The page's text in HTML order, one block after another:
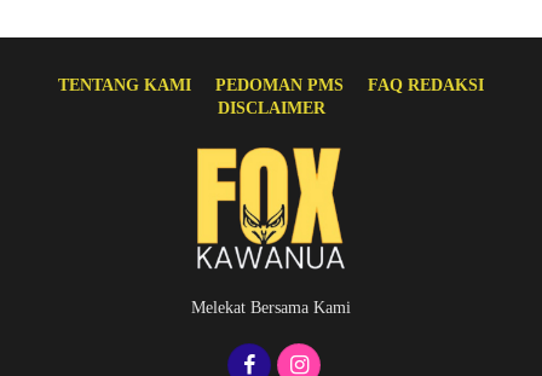
TENTANG KAMI PEDOMAN PMS
FAQ REDAKSI
DISCLAIMER
Melekat Bersama Kami